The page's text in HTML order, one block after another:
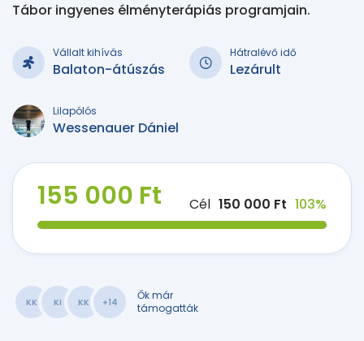
Tábor ingyenes élményterápiás programjain.
Vállalt kihívás
Balaton-átúszás
Hátralévő idő
Lezárult
Lilapólós
Wessenauer Dániel
155 000 Ft Cél 150 000 Ft 103%
KK KI KK +14
Ők már
támogatták